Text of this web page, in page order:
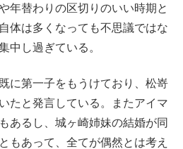
年替わりの区切りのいい時期と
体は多くなっても不思議ではな
中し過ぎている。
に第一子をもうけており、松嵜
たと発言している。またアイマ
あるし、城ヶ崎姉妹の結婚が同
もあって、全てが偶然とは考え